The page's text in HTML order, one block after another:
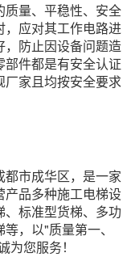
质量、平稳性、安全
应对其工作电路进
防止因设备问题造
件都是有安全认证
厂家且均按安全要求
市成华区，是一家
产品多种施工电梯设
标准型货梯、多功
，以"质量第一、
您服务！